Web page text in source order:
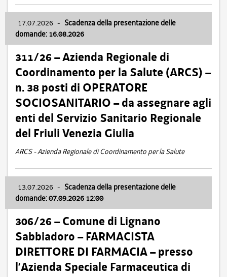
17.07.2026 - Scadenza della presentazione delle
domande: 16.08.2026
311/26 – Azienda Regionale di
Coordinamento per la Salute (ARCS) –
n. 38 posti di OPERATORE
SOCIOSANITARIO – da assegnare agli
enti del Servizio Sanitario Regionale
del Friuli Venezia Giulia
ARCS - Azienda Regionale di Coordinamento per la Salute
13.07.2026 - Scadenza della presentazione delle
domande: 07.09.2026 12:00
306/26 – Comune di Lignano
Sabbiadoro – FARMACISTA
DIRETTORE DI FARMACIA – presso
l’Azienda Speciale Farmaceutica di